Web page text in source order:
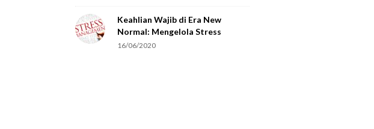
Keahlian Wajib di Era New
Normal: Mengelola Stress
16/06/2020